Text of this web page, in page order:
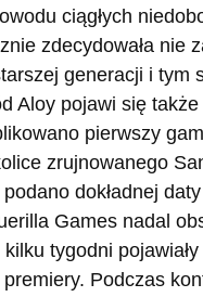
ciągłych
zdecydowała nie
generacji i tym
Aloy pojawi się
pierwszy
zrujnowanego
dokładnej
Games nadal
tygodni
Podczas